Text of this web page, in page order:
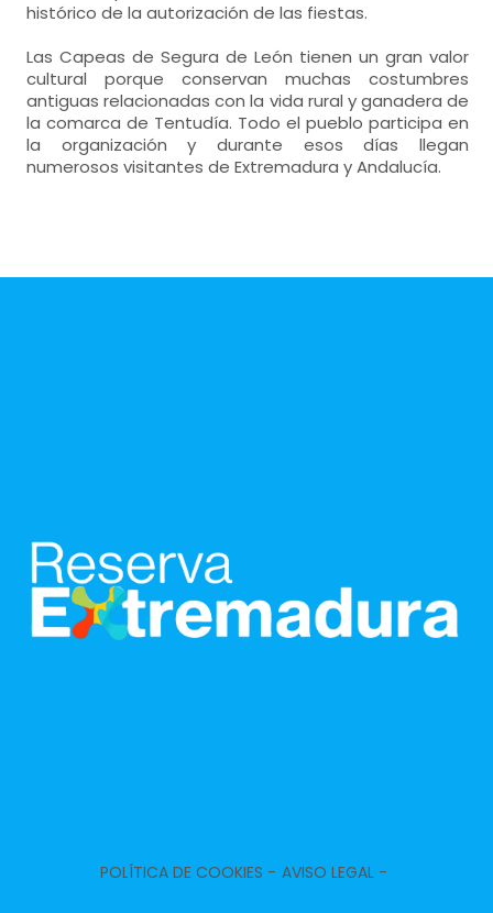
histórico de la autorización de las fiestas.
Las Capeas de Segura de León tienen un gran valor
cultural porque conservan muchas costumbres
antiguas relacionadas con la vida rural y ganadera de
la comarca de Tentudía. Todo el pueblo participa en
la organización y durante esos días llegan
numerosos visitantes de Extremadura y Andalucía.
POLÍTICA DE COOKIES - AVISO LEGAL -